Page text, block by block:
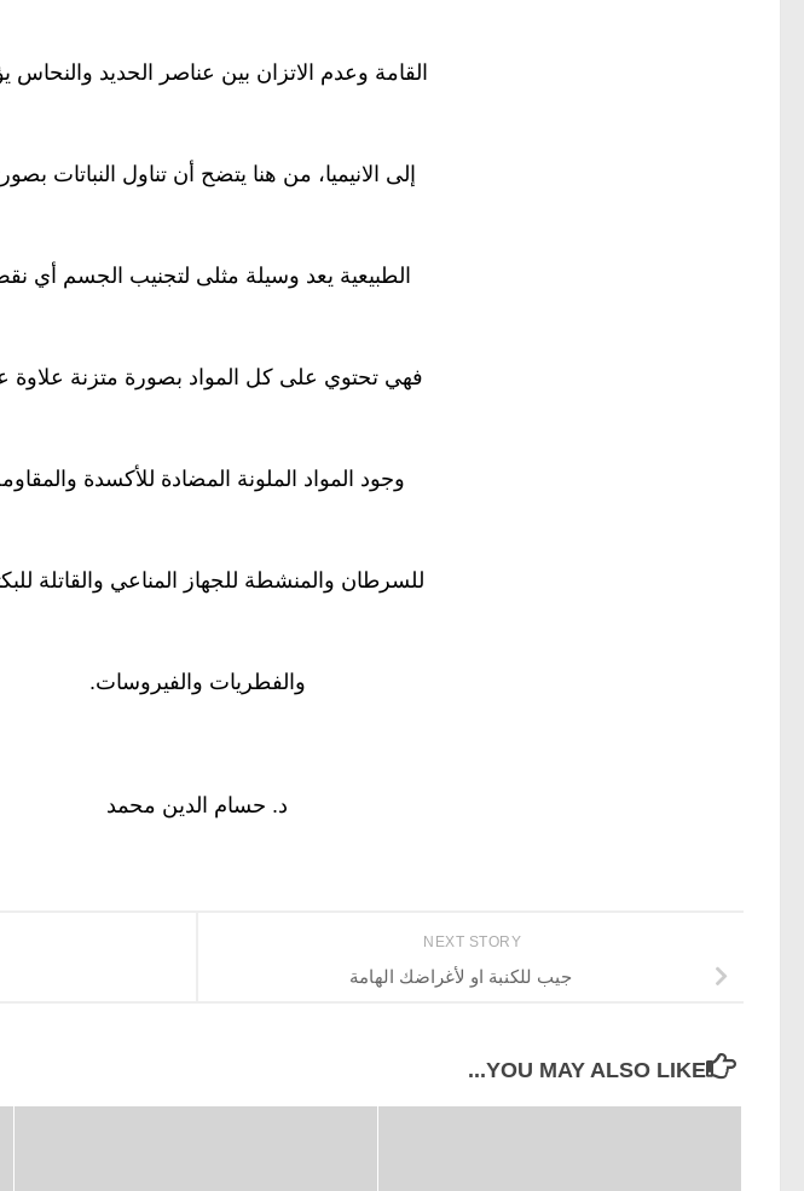
القامة وعدم الاتزان بين عناصر الحديد والنحاس
إلى الانيميا، من هنا يتضح أن تناول النباتات
الطبيعية يعد وسيلة مثلى لتجنيب الجسم أي
فهي تحتوي على كل المواد بصورة متزنة علاوة
وجود المواد الملونة المضادة للأكسدة
للسرطان والمنشطة للجهاز المناعي والقاتلة
والفطريات والفيروسات.
د. حسام الدين محمد
NEXT STORY
جيب للكنبة او لأغراضك الهامة
YOU MAY ALSO LIKE...